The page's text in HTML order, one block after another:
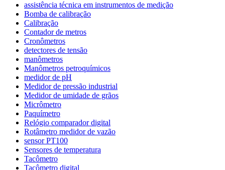
assistência técnica em instrumentos de medição
Bomba de calibração
Calibração
Contador de metros
Cronômetros
detectores de tensão
manômetros
Manômetros petroquímicos
medidor de pH
Medidor de pressão industrial
Medidor de umidade de grãos
Micrômetro
Paquímetro
Relógio comparador digital
Rotâmetro medidor de vazão
sensor PT100
Sensores de temperatura
Tacômetro
Tacômetro digital